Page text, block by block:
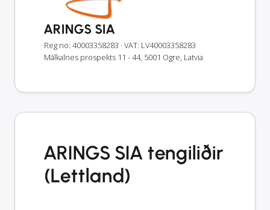
ARINGS SIA
Reg no: 40003358283 · VAT: LV40003358283
Mālkalnes prospekts 11 - 44, 5001 Ogre, Latvia
ARINGS SIA tengiliðir
(Lettland)